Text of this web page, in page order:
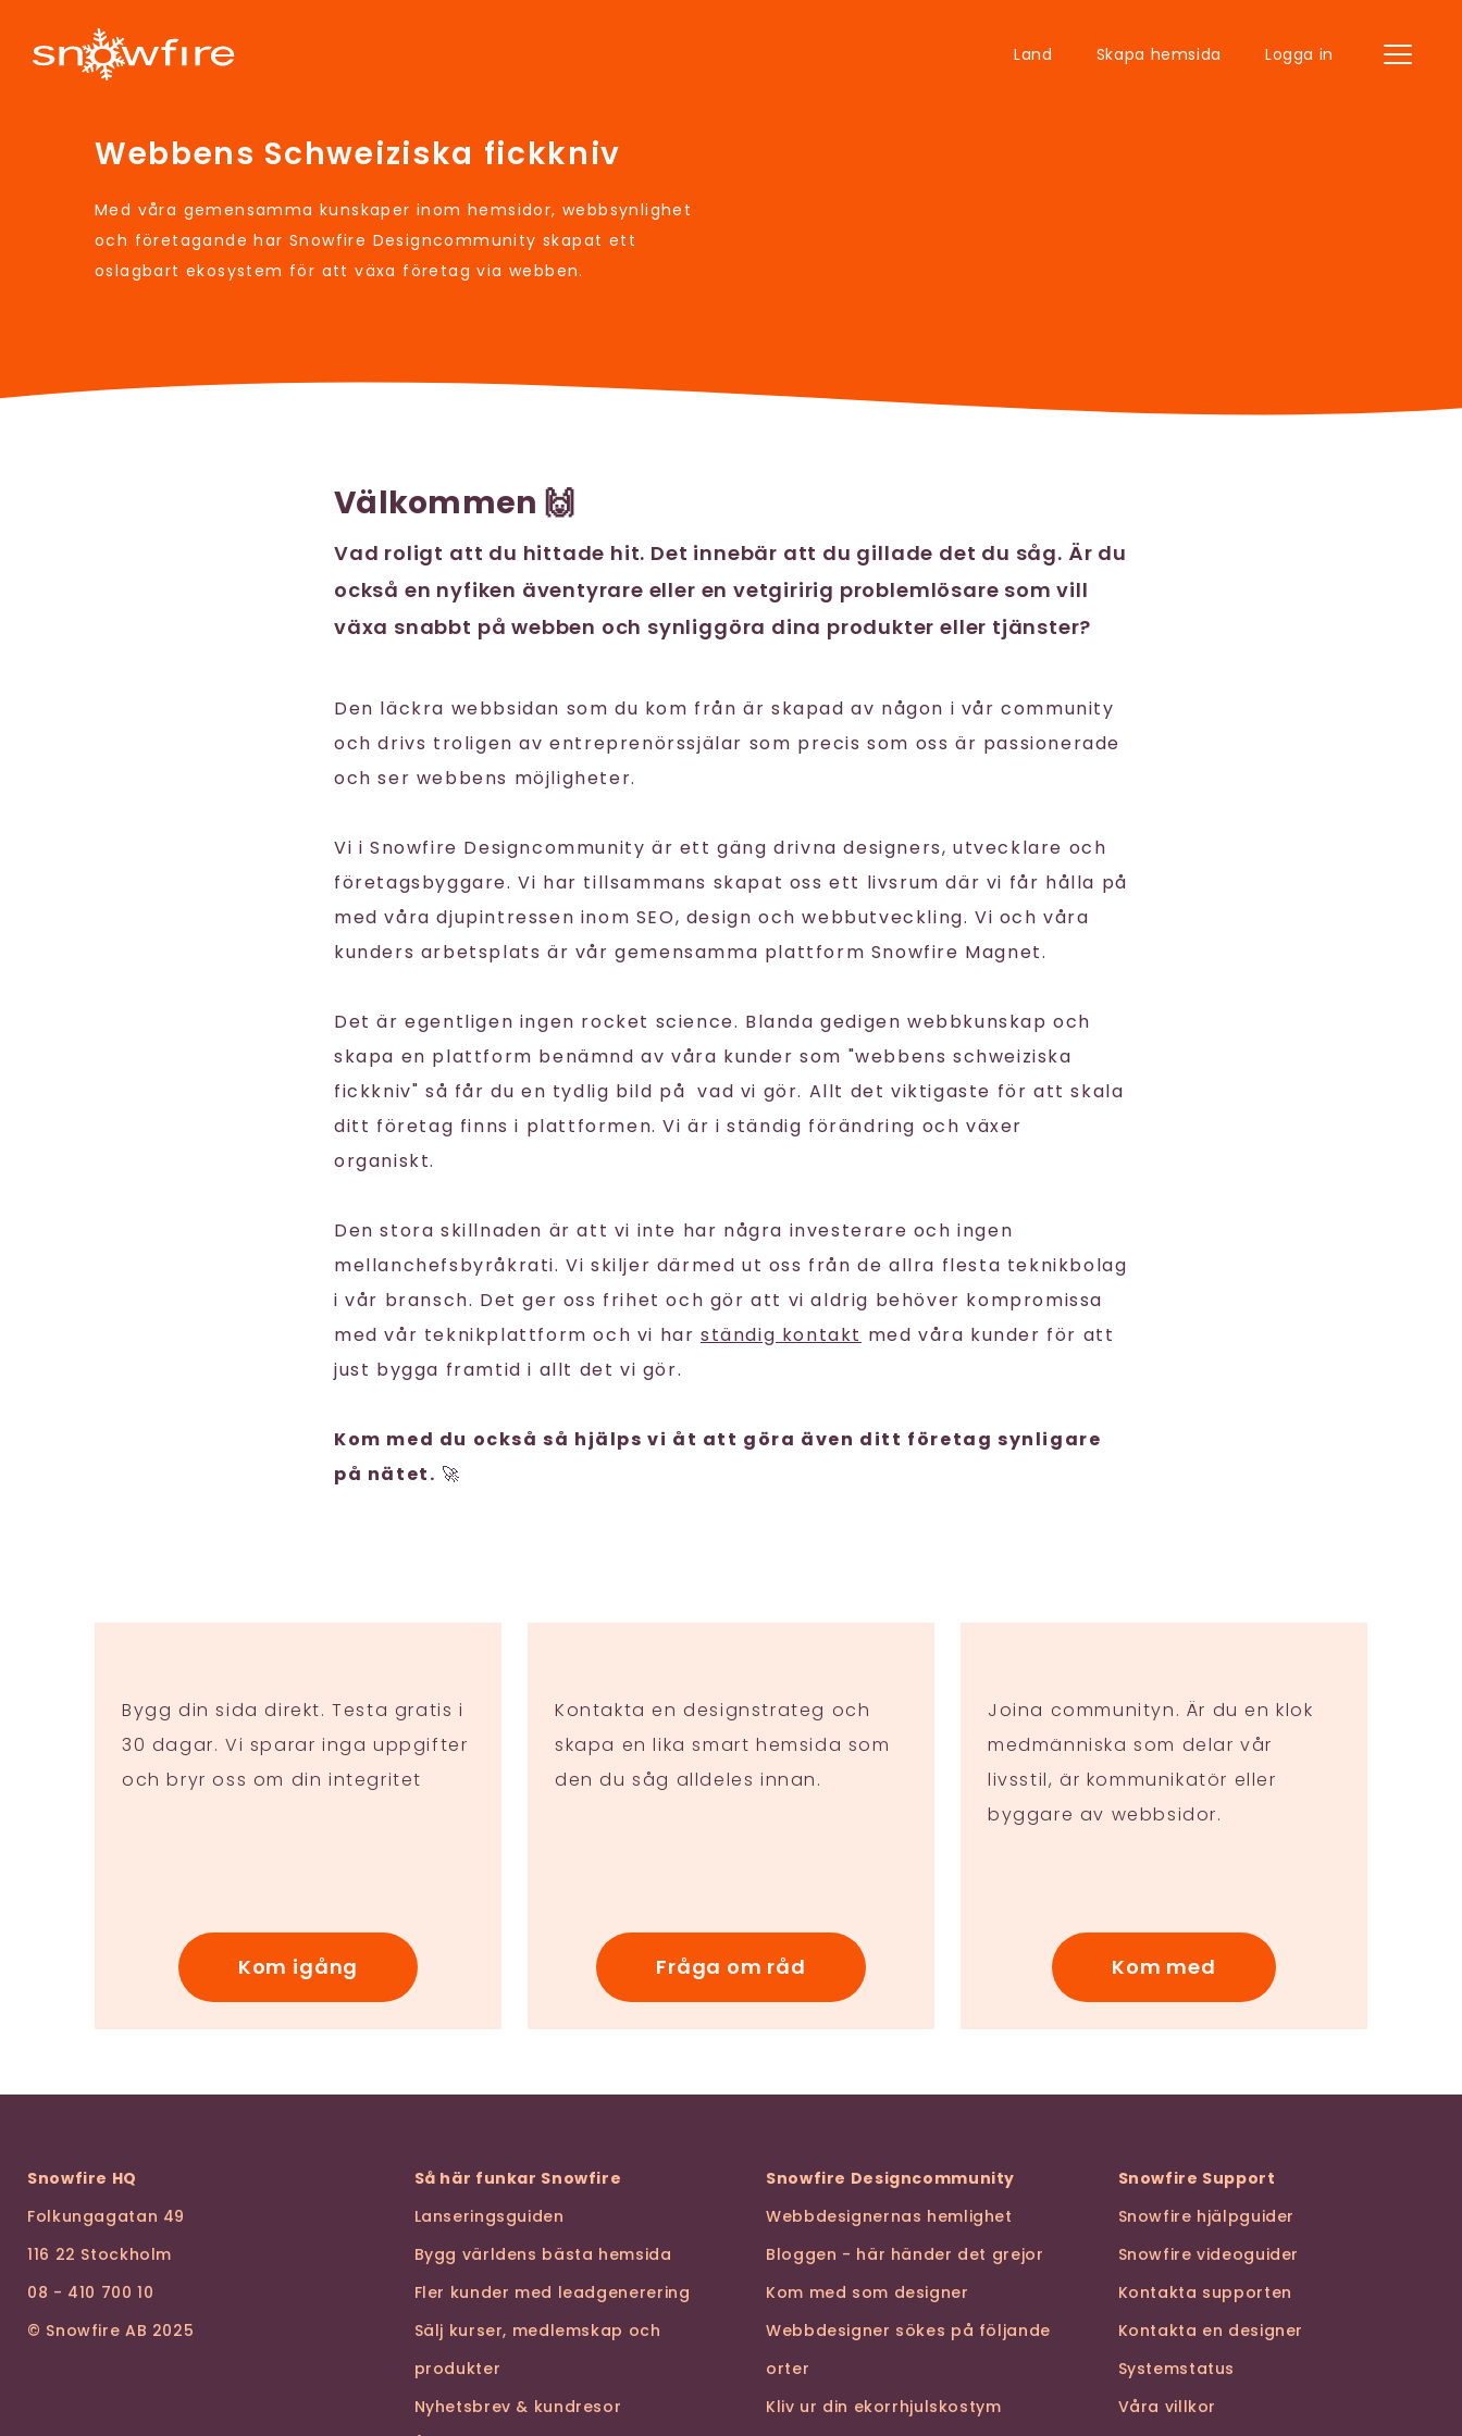
Land Skapa hemsida Logga in
Webbens Schweiziska fickkniv
Med våra gemensamma kunskaper inom hemsidor, webbsynlighet
och företagande har Snowfire Designcommunity skapat ett
oslagbart ekosystem för att växa företag via webben.
Välkommen 🙌
Vad roligt att du hittade hit. Det innebär att du gillade det du såg. Är du
också en nyfiken äventyrare eller en vetgiririg problemlösare som vill
växa snabbt på webben och synliggöra dina produkter eller tjänster?
Den läckra webbsidan som du kom från är skapad av någon i vår community
och drivs troligen av entreprenörssjälar som precis som oss är passionerade
och ser webbens möjligheter.
Vi i Snowfire Designcommunity är ett gäng drivna designers, utvecklare och
företagsbyggare. Vi har tillsammans skapat oss ett livsrum där vi får hålla på
med våra djupintressen inom SEO, design och webbutveckling. Vi och våra
kunders arbetsplats är vår gemensamma plattform Snowfire Magnet.
Det är egentligen ingen rocket science. Blanda gedigen webbkunskap och
skapa en plattform benämnd av våra kunder som "webbens schweiziska
fickkniv" så får du en tydlig bild på vad vi gör. Allt det viktigaste för att skala
ditt företag finns i plattformen. Vi är i ständig förändring och växer
organiskt.
Den stora skillnaden är att vi inte har några investerare och ingen
mellanchefsbyråkrati. Vi skiljer därmed ut oss från de allra flesta teknikbolag
i vår bransch. Det ger oss frihet och gör att vi aldrig behöver kompromissa
med vår teknikplattform och vi harständig kontakt med våra kunder för att
just bygga framtid i allt det vi gör.
Kom med du också så hjälps vi åt att göra även ditt företag synligare
på nätet. 🚀
Bygg din sida direkt. Testa gratis i
30 dagar. Vi sparar inga uppgifter
och bryr oss om din integritet
Kom igång
Kontakta en designstrateg och
skapa en lika smart hemsida som
den du såg alldeles innan.
Fråga om råd
Joina communityn. Är du en klok
medmänniska som delar vår
livsstil, är kommunikatör eller
byggare av webbsidor.
Kom med
Snowfire HQ
Folkungagatan 49
116 22 Stockholm
08 - 410 700 10
© Snowfire AB 2025
Så här funkar Snowfire
Lanseringsguiden
Bygg världens bästa hemsida
Fler kunder med leadgenerering
Sälj kurser, medlemskap och
produkter
Nyhetsbrev & kundresor
Snowfire Designcommunity
Webbdesignernas hemlighet
Bloggen - här händer det grejor
Kom med som designer
Webbdesigner sökes på följande
orter
Kliv ur din ekorrhjulskostym
Snowfire Support
Snowfire hjälpguider
Snowfire videoguider
Kontakta supporten
Kontakta en designer
Systemstatus
Våra villkor